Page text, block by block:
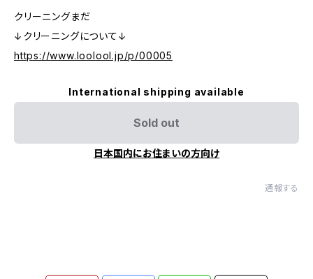
クリーニングまだ
↓クリーニングについて↓
https://www.loolool.jp/p/00005
International shipping available
Sold out
日本国内にお住まいの方向け
通報する